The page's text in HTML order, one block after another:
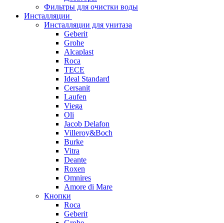
Фильтры для очистки воды
Инсталляции
Инсталляции для унитаза
Geberit
Grohe
Alcaplast
Roca
TECE
Ideal Standard
Cersanit
Laufen
Viega
Oli
Jacob Delafon
Villeroy&Boch
Burke
Vitra
Deante
Roxen
Omnires
Amore di Mare
Кнопки
Roca
Geberit